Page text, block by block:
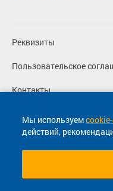
Мы используем
действий,
Реквизиты
Пользовательское
Контакты
Политика
Перевозчикам
© 2013-2026, ООО